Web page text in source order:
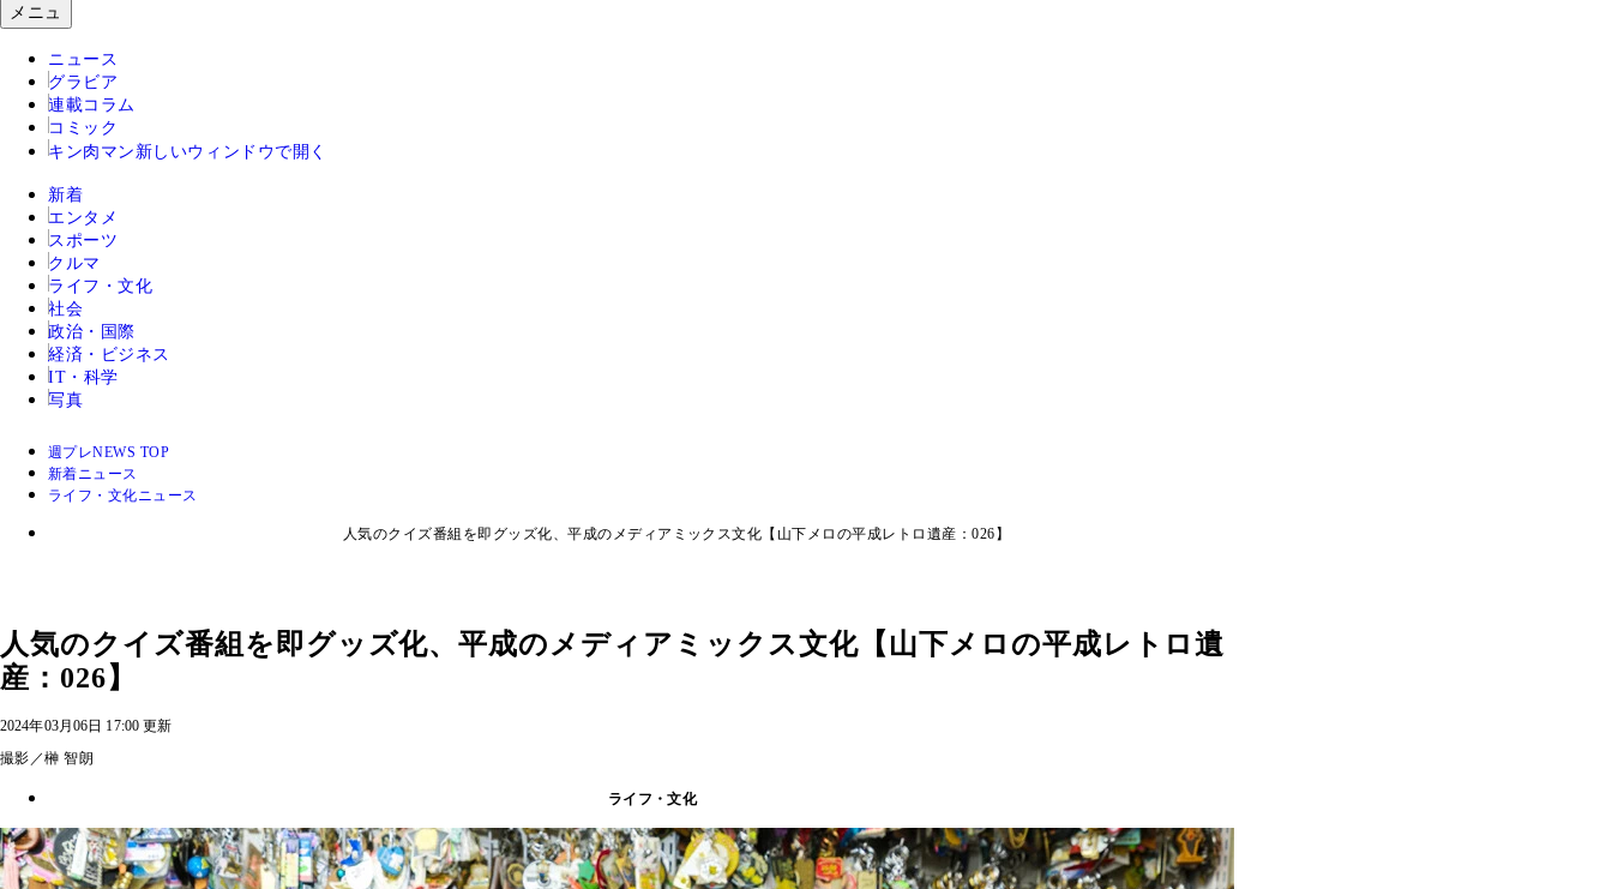
メニュ
ニュース
グラビア
連載コラム
コミック
キン肉マン 新しいウィンドウで開く
新着
エンタメ
スポーツ
クルマ
ライフ・文化
社会
政治・国際
経済・ビジネス
IT・科学
写真
週プレNEWS TOP
新着ニュース
ライフ・文化ニュース
人気のクイズ番組を即グッズ化、平成のメディアミックス文化【山下メロの平成レトロ遺産：026】
人気のクイズ番組を即グッズ化、平成のメディアミックス文化【山下メロの平成レトロ遺
産：026】
2024年03月06日 17:00 更新
撮影／榊 智朗
ライフ・文化